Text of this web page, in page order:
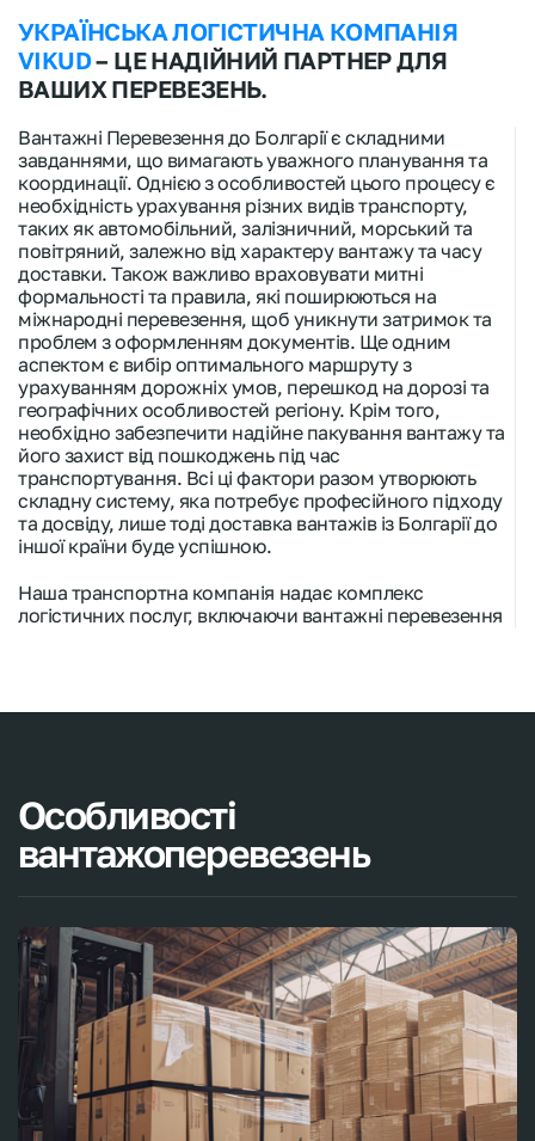
УКРАЇНСЬКА ЛОГІСТИЧНА КОМПАНІЯ
VIKUD– ЦЕ НАДІЙНИЙ ПАРТНЕР ДЛЯ
ВАШИХ ПЕРЕВЕЗЕНЬ.
Вантажні Перевезення до Болгарії є складними
завданнями, що вимагають уважного планування та
координації. Однією з особливостей цього процесу є
необхідність урахування різних видів транспорту,
таких як автомобільний, залізничний, морський та
повітряний, залежно від характеру вантажу та часу
доставки. Також важливо враховувати митні
формальності та правила, які поширюються на
міжнародні перевезення, щоб уникнути затримок та
проблем з оформленням документів. Ще одним
аспектом є вибір оптимального маршруту з
урахуванням дорожніх умов, перешкод на дорозі та
географічних особливостей регіону. Крім того,
необхідно забезпечити надійне пакування вантажу та
його захист від пошкоджень під час
транспортування. Всі ці фактори разом утворюють
складну систему, яка потребує професійного підходу
та досвіду, лише тоді доставка вантажів із Болгарії до
іншої країни буде успішною.
Наша транспортна компанія надає комплекс
логістичних послуг, включаючи вантажні перевезення
безпеку. Ми в VIKUD Express надаємо гнучкі варіанти
транспортування, включаючи всі види транспорту як
для особистих речей, так і для комерційних вантажів,
щоб задовольнити потреби кожного клієнта. З нами
VIKUD Express – це компанія, яка завжди готова
втілити ваші логістичні потреби у реальність,
забезпечуючи високий рівень сервісу та надійні
партнерські відносини.
Особливості
вантажоперевезень